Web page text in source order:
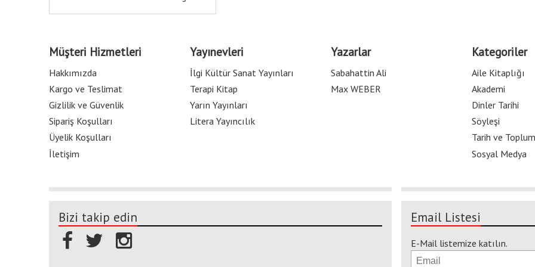
Müşteri Hizmetleri
Hakkımızda
Kargo ve Teslimat
Gizlilik ve Güvenlik
Sipariş Koşulları
Üyelik Koşulları
İletişim
Yayınevleri
İlgi Kültür Sanat Yayınları
Terapi Kitap
Yarın Yayınları
Litera Yayıncılık
Yazarlar
Sabahattin Ali
Max WEBER
Kategoriler
Aile Kitaplığı
Akademi
Dinler Tarihi
Söyleşi
Tarih ve Toplum
Sosyal Medya
Bizi takip edin Email Listesi
E-Mail listemize katılın.